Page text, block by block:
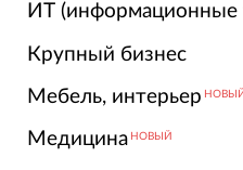
ИТ (информационные
Крупный бизнес
Мебель, интерьер НОВЫЙ
Медицина НОВЫЙ